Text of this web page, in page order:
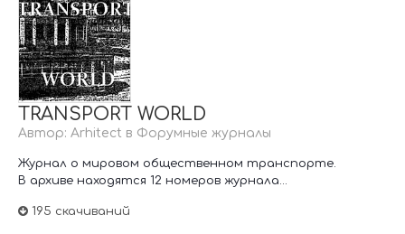
TRANSPORT WORLD
Автор: Arhitect в Форумные журналы
Журнал о мировом общественном транспорте.
В архиве находятся 12 номеров журнала...
195 скачиваний